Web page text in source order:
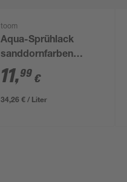
toom
Aqua-Sprühlack
sanddornfarben
glänzend 350 ml
11,99 €
34,26 € / Liter